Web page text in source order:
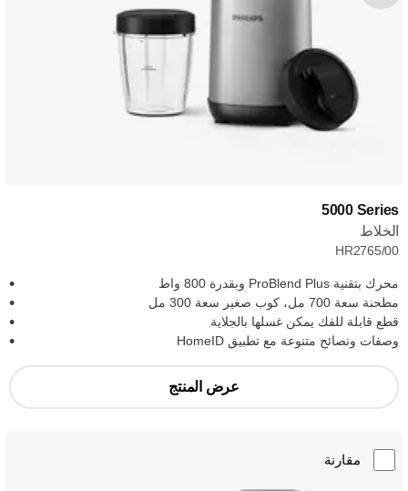
‎5000 Series
الخلاط
HR2765/00
محرك بتقنية ProBlend Plus وبقدرة 800 واط
مطحنة سعة 700 مل، كوب صغير سعة 300 مل
قطع قابلة للفك يمكن غسلها بالجلاية
وصفات ونصائح متنوعة مع تطبيق HomeID
عرض المنتج
مقارنة